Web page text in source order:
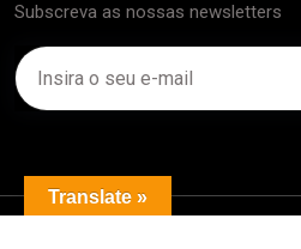
Subscreva as nossas newsletters
Translate »